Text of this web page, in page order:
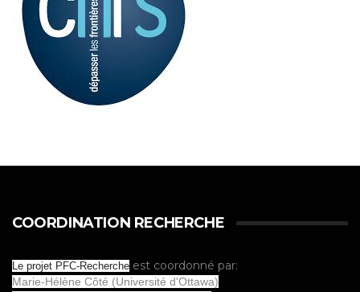
COORDINATION RECHERCHE
Le projet PFC-Recherche est coordonné par:
Marie-Hélène Côté (Université d'Ottawa)